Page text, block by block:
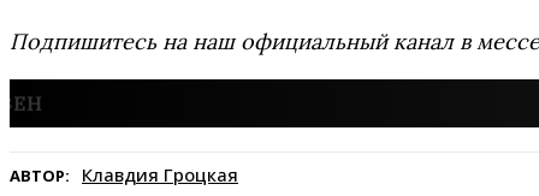
Подпишитесь на наш официальный канал в
АВТОР: Клавдия Гроцкая